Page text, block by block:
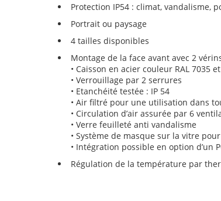
Protection IP54 : climat, vandalisme,
Portrait ou paysage
4 tailles disponibles
Montage de la face avant avec 2
• Caisson en acier couleur RAL 7035
• Verrouillage par 2 serrures
• Etanchéité testée : IP 54
• Air filtré pour une utilisation dans
• Circulation d’air assurée par 6
• Verre feuilleté anti vandalisme
• Système de masque sur la vitre
• Intégration possible en option d’un
Régulation de la température par